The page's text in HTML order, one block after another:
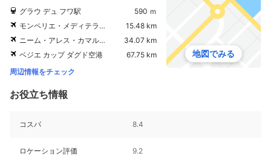
グラウ デュ フワ駅
590 ｍ
モンペリエ・メディテラネ空港
15.48 km
ニーム・アレス・カマルグ・ セヴェンヌ空港
34.07 km
ベジエ カップ ダグド空港
67.75 km
周辺情報をチェック
地図でみる
お役立ち情報
コスパ 8.4
ロケーション評価 9.2